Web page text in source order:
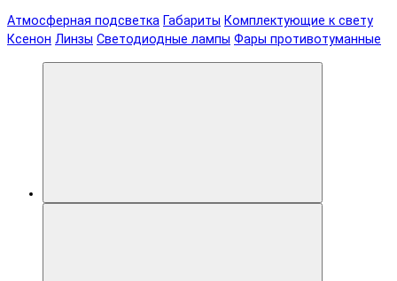
Атмосферная подсветка Габариты Комплектующие к свету
Ксенон Линзы Светодиодные лампы Фары противотуманные